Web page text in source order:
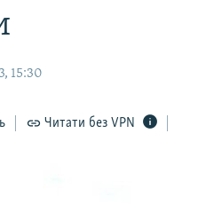
15:30
Читати без VPN